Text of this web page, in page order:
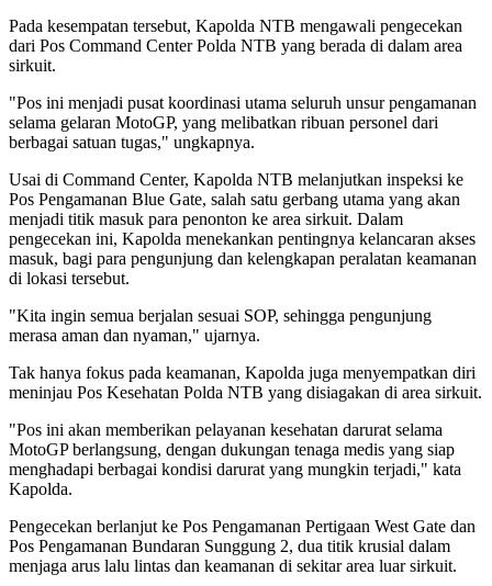
Pada kesempatan tersebut, Kapolda NTB mengawali pengecekan
dari Pos Command Center Polda NTB yang berada di dalam area
sirkuit.
"Pos ini menjadi pusat koordinasi utama seluruh unsur pengamanan
selama gelaran MotoGP, yang melibatkan ribuan personel dari
berbagai satuan tugas," ungkapnya.
Usai di Command Center, Kapolda NTB melanjutkan inspeksi ke
Pos Pengamanan Blue Gate, salah satu gerbang utama yang akan
menjadi titik masuk para penonton ke area sirkuit. Dalam
pengecekan ini, Kapolda menekankan pentingnya kelancaran akses
masuk, bagi para pengunjung dan kelengkapan peralatan keamanan
di lokasi tersebut.
"Kita ingin semua berjalan sesuai SOP, sehingga pengunjung
merasa aman dan nyaman," ujarnya.
Tak hanya fokus pada keamanan, Kapolda juga menyempatkan diri
meninjau Pos Kesehatan Polda NTB yang disiagakan di area sirkuit.
"Pos ini akan memberikan pelayanan kesehatan darurat selama
MotoGP berlangsung, dengan dukungan tenaga medis yang siap
menghadapi berbagai kondisi darurat yang mungkin terjadi," kata
Kapolda.
Pengecekan berlanjut ke Pos Pengamanan Pertigaan West Gate dan
Pos Pengamanan Bundaran Sunggung 2, dua titik krusial dalam
menjaga arus lalu lintas dan keamanan di sekitar area luar sirkuit.